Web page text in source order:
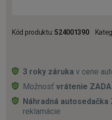
Kód produktu:524001390
3 roky záruka v cene
Možnosť vrátenie
Náhradná autosedačka
reklamácie